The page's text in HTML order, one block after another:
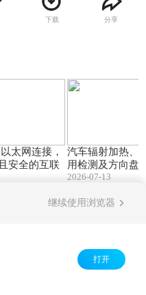
下载 分享
太网连接，
安全的互联
汽车辐射加热、
用检测及方向盘
测和加热的低成
2026-07-13
继续使用浏览器
打开